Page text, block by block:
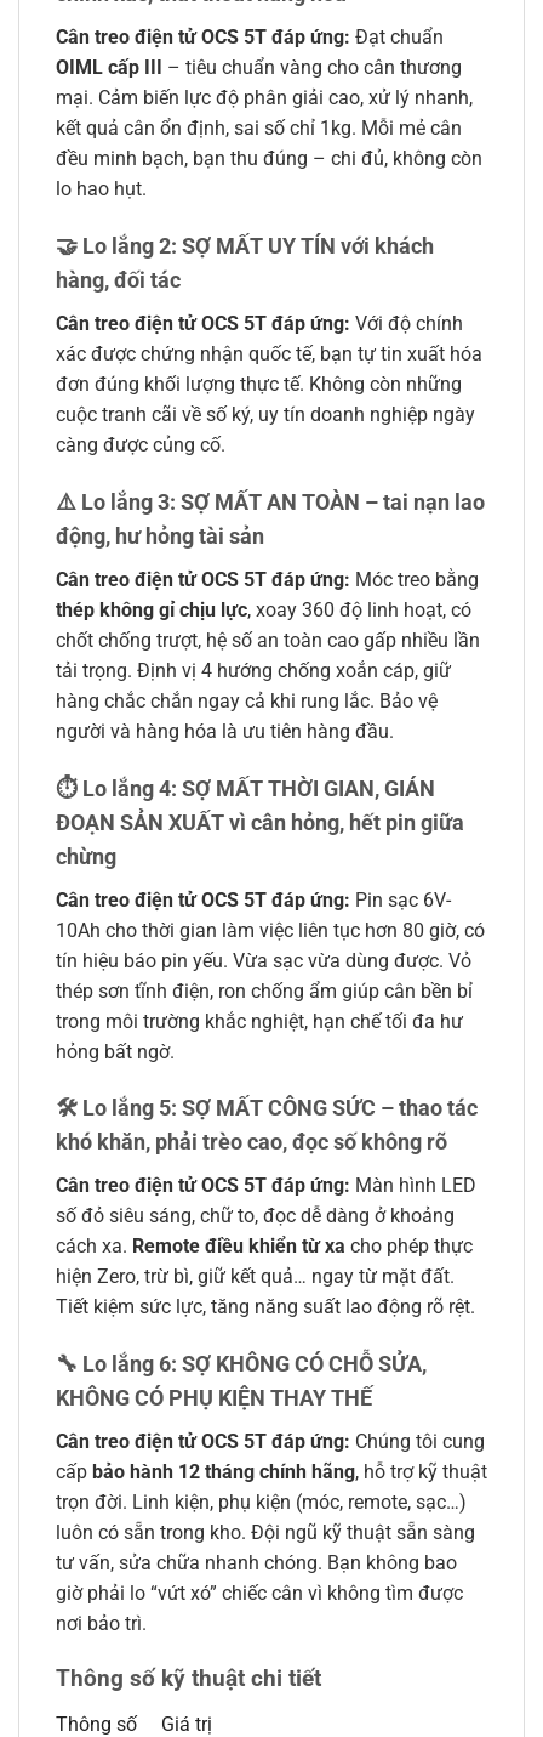
Cân treo điện tử OCS 5T đáp ứng: Đạt chuẩn
OIML cấp III
– tiêu chuẩn vàng cho cân thương
mại. Cảm biến lực độ phân giải cao, xử lý nhanh,
kết quả cân ổn định, sai số chỉ 1kg. Mỗi mẻ cân
đều minh bạch, bạn thu đúng – chi đủ, không còn
lo hao hụt.
🤝 Lo lắng 2: SỢ MẤT UY TÍN với khách
hàng, đối tác
Cân treo điện tử OCS 5T đáp ứng: Với độ chính
xác được chứng nhận quốc tế, bạn tự tin xuất hóa
đơn đúng khối lượng thực tế. Không còn những
cuộc tranh cãi về số ký, uy tín doanh nghiệp ngày
càng được củng cố.
⚠️ Lo lắng 3: SỢ MẤT AN TOÀN – tai nạn lao
động, hư hỏng tài sản
Cân treo điện tử OCS 5T đáp ứng: Móc treo bằng
thép không gỉ chịu lực, xoay 360 độ linh hoạt, có
chốt chống trượt, hệ số an toàn cao gấp nhiều lần
tải trọng. Định vị 4 hướng chống xoắn cáp, giữ
hàng chắc chắn ngay cả khi rung lắc. Bảo vệ
người và hàng hóa là ưu tiên hàng đầu.
⏱️ Lo lắng 4: SỢ MẤT THỜI GIAN, GIÁN
ĐOẠN SẢN XUẤT vì cân hỏng, hết pin giữa
chừng
Cân treo điện tử OCS 5T đáp ứng: Pin sạc 6V-
10Ah cho thời gian làm việc liên tục hơn 80 giờ, có
tín hiệu báo pin yếu. Vừa sạc vừa dùng được. Vỏ
thép sơn tĩnh điện, ron chống ẩm giúp cân bền bỉ
trong môi trường khắc nghiệt, hạn chế tối đa hư
hỏng bất ngờ.
🛠️ Lo lắng 5: SỢ MẤT CÔNG SỨC – thao tác
khó khăn, phải trèo cao, đọc số không rõ
Cân treo điện tử OCS 5T đáp ứng: Màn hình LED
số đỏ siêu sáng, chữ to, đọc dễ dàng ở khoảng
cách xa. Remote điều khiển từ xa cho phép thực
hiện Zero, trừ bì, giữ kết quả… ngay từ mặt đất.
Tiết kiệm sức lực, tăng năng suất lao động rõ rệt.
🔧 Lo lắng 6: SỢ KHÔNG CÓ CHỖ SỬA,
KHÔNG CÓ PHỤ KIỆN THAY THẾ
Cân treo điện tử OCS 5T đáp ứng: Chúng tôi cung
cấp bảo hành 12 tháng chính hãng, hỗ trợ kỹ thuật
trọn đời. Linh kiện, phụ kiện (móc, remote, sạc…)
luôn có sẵn trong kho. Đội ngũ kỹ thuật sẵn sàng
tư vấn, sửa chữa nhanh chóng. Bạn không bao
giờ phải lo “vứt xó” chiếc cân vì không tìm được
nơi bảo trì.
Thông số kỹ thuật chi tiết
Thông số Giá trị